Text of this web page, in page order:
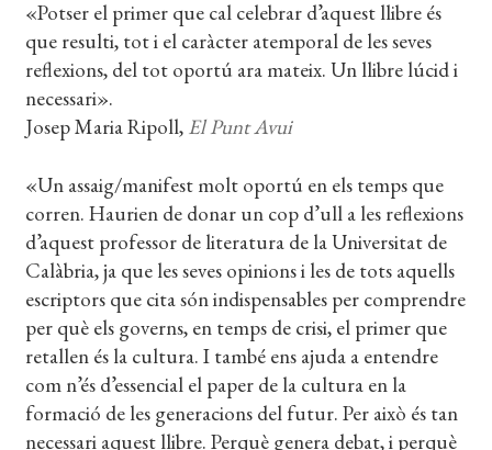
«Potser el primer que cal celebrar d’aquest llibre és
que resulti, tot i el caràcter atemporal de les seves
reflexions, del tot oportú ara mateix. Un llibre lúcid i
necessari».
Josep Maria Ripoll, El Punt Avui
«Un assaig/manifest molt oportú en els temps que
corren. Haurien de donar un cop d’ull a les reflexions
d’aquest professor de literatura de la Universitat de
Calàbria, ja que les seves opinions i les de tots aquells
escriptors que cita són indispensables per comprendre
per què els governs, en temps de crisi, el primer que
retallen és la cultura. I també ens ajuda a entendre
com n’és d’essencial el paper de la cultura en la
formació de les generacions del futur. Per això és tan
necessari aquest llibre. Perquè genera debat, i perquè